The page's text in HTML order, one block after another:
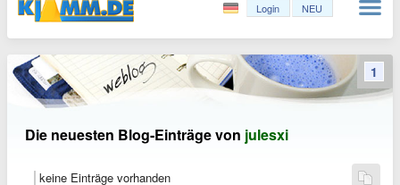
Login NEU
Die neuesten Blog-Einträge von julesxi
keine Einträge vorhanden
1